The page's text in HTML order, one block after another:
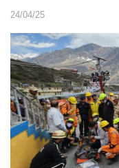
24/04/25